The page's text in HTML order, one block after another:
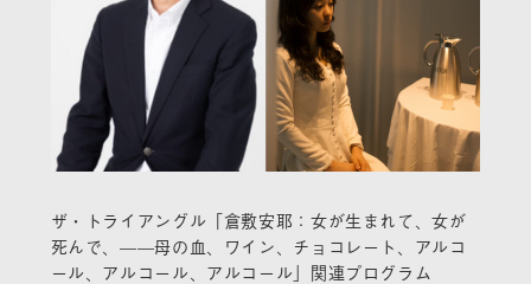
ザ・トライアングル「倉敷安耶：女が生まれて、女が
死んで、——母の血、ワイン、チョコレート、アルコ
ール、アルコール、アルコール」関連プログラム